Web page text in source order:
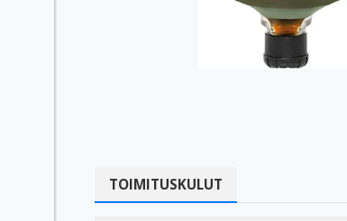
TOIMITUSKULUT